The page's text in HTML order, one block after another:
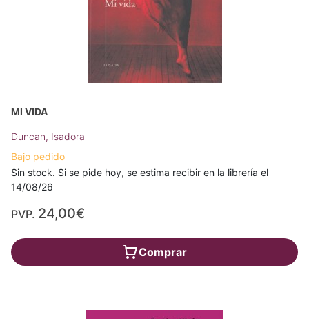
MI VIDA
Duncan, Isadora
Bajo pedido
Sin stock. Si se pide hoy, se estima recibir en la librería el
14/08/26
PVP. 24,00€
Comprar